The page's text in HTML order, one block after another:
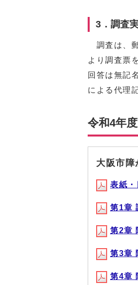
3．調査
調査は、
より調査票
回答は無記
による代理
令和4年
大阪市障
表紙
第1章
第2章
第3章
第4章